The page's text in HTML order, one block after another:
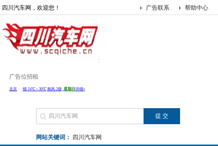
四川汽车网，欢迎您！ 帮助中心
广告联系
广告位招租
网站关键词： 四川汽车网